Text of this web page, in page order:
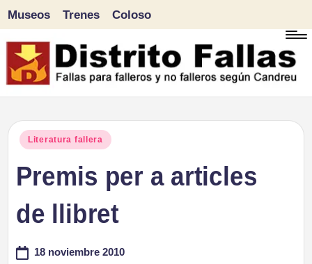
Saltar
al
Museos Trenes Coloso
Publicado
Literatura fallera
Premis per a articles
de llibret
18 noviembre 2010